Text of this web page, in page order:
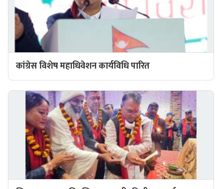
कांग्रेस विशेष महाधिवेशन कार्यविधि पारित